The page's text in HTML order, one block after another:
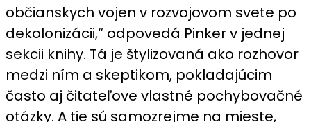
občianskych vojen v rozvojovom svete po
dekolonizácii,“ odpovedá Pinker v jednej
sekcii knihy. Tá je štylizovaná ako rozhovor
medzi ním a skeptikom, pokladajúcim
často aj čitateľove vlastné pochybovačné
otázky. A tie sú samozrejme na mieste,